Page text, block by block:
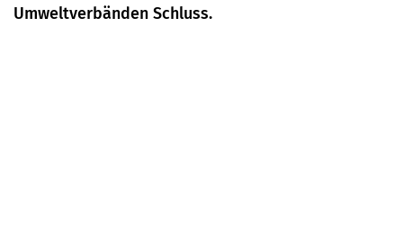
Umweltverbänden Schluss.